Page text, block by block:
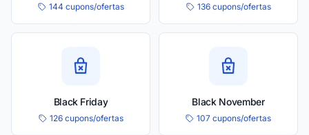
144 cupons/ofertas 136 cupons/ofertas
Black Friday
126 cupons/ofertas
Black November
107 cupons/ofertas